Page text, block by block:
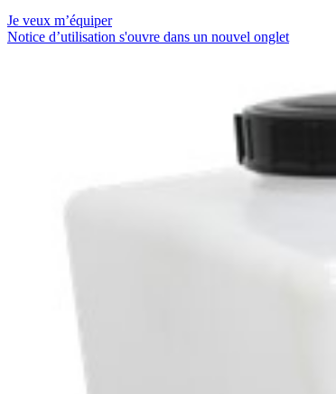
Je veux m’équiper
Notice d’utilisation s'ouvre dans un nouvel onglet